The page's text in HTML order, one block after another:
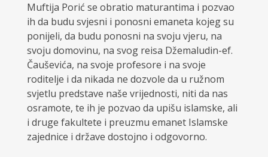
Muftija Porić se obratio maturantima i pozvao
ih da budu svjesni i ponosni emaneta kojeg su
ponijeli, da budu ponosni na svoju vjeru, na
svoju domovinu, na svog reisa Džemaludin-ef.
Čauševića, na svoje profesore i na svoje
roditelje i da nikada ne dozvole da u ružnom
svjetlu predstave naše vrijednosti, niti da nas
osramote, te ih je pozvao da upišu islamske, ali
i druge fakultete i preuzmu emanet Islamske
zajednice i države dostojno i odgovorno.